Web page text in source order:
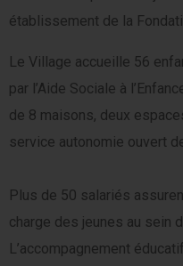
établissement de la
Le Village accueille 56
par l’Aide Sociale à
de 8 maisons, deux
service autonomie ouvert
Plus de 50 salariés
charge des jeunes au sein
L’accompagnement